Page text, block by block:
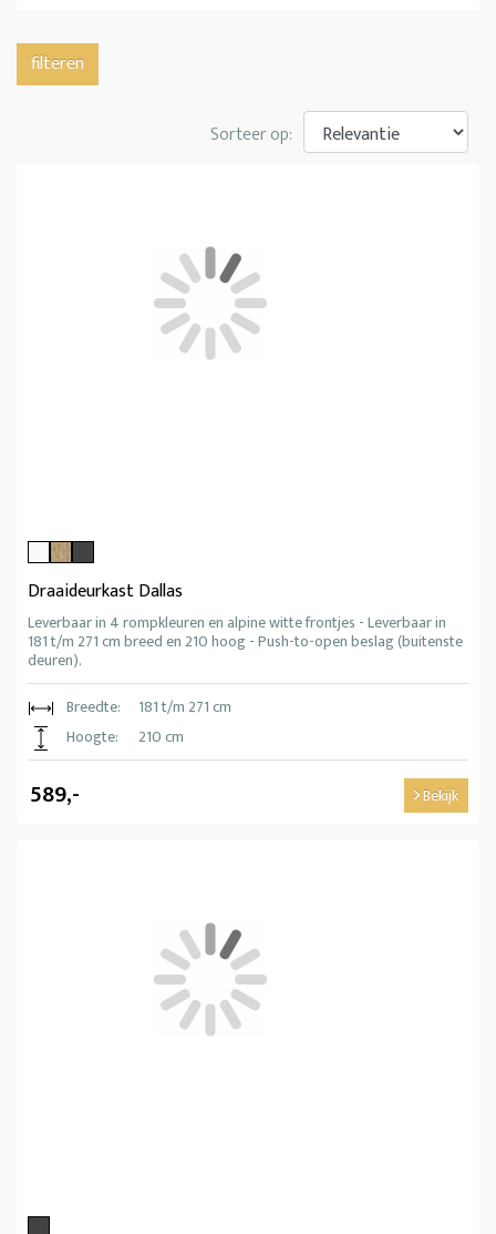
filteren
Sorteer op:
Draaideurkast Dallas
Leverbaar in 4 rompkleuren en alpine witte frontjes - Leverbaar in
181 t/m 271 cm breed en 210 hoog - Push-to-open beslag (buitenste
deuren).
Breedte:
181 t/m 271 cm
Hoogte:
210 cm
589,- Bekijk